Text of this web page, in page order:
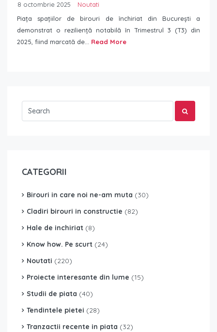
8 octombrie 2025
Noutati
Piața spațiilor de birouri de închiriat din București a
demonstrat o reziliență notabilă în Trimestrul 3 (T3) din
2025, fiind marcată de... Read More
CATEGORII
Birouri in care noi ne-am muta (30)
Cladiri birouri in constructie (82)
Hale de inchiriat (8)
Know how. Pe scurt (24)
Noutati (220)
Proiecte interesante din lume (15)
Studii de piata (40)
Tendintele pietei (28)
Tranzactii recente in piata (32)